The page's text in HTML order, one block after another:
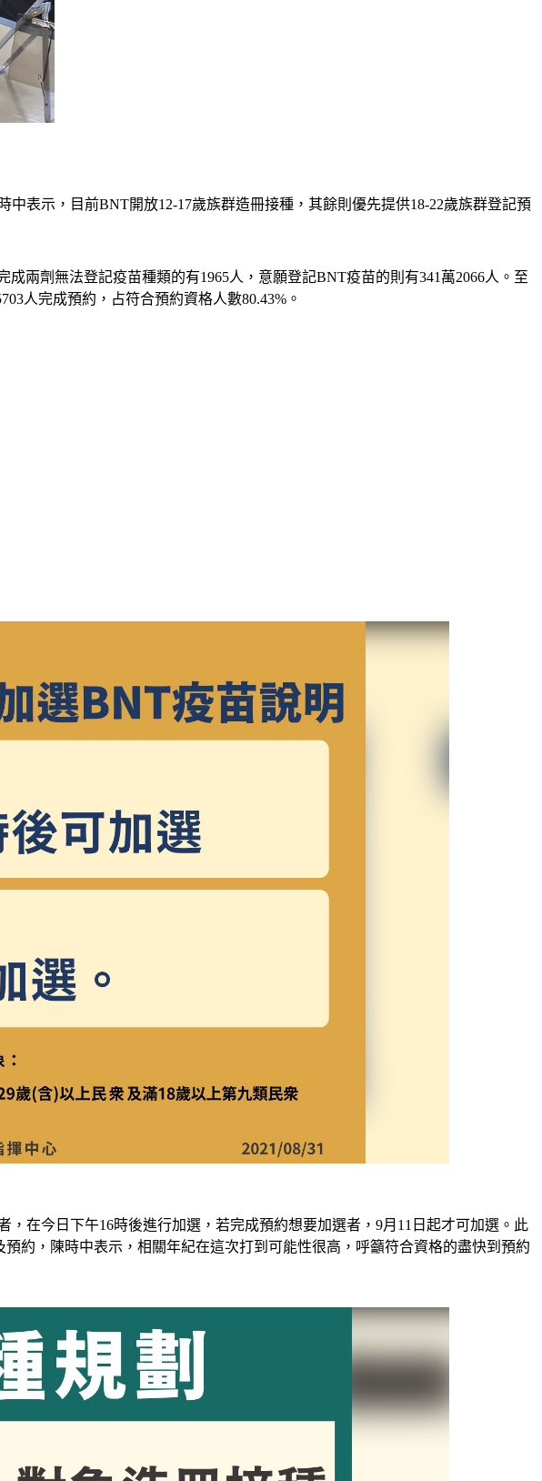
表示，目前BNT開放12-17歲族群造冊接種，其餘則優先提供18-22歲族群登記預
兩劑無法登記疫苗種類的有1965人，意願登記BNT疫苗的則有341萬2066人。至
人完成預約，占符合預約資格人數80.43%。
在今日下午16時後進行加選，若完成預約想要加選者，9月11日起才可加選。此
約，陳時中表示，相關年紀在這次打到可能性很高，呼籲符合資格的盡快到預約